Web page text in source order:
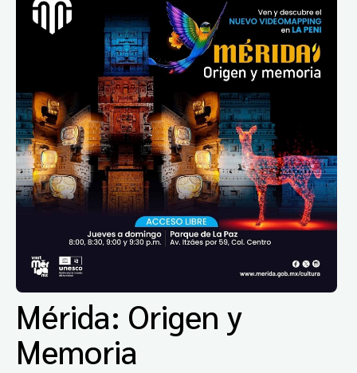
Mérida: Origen y
Memoria